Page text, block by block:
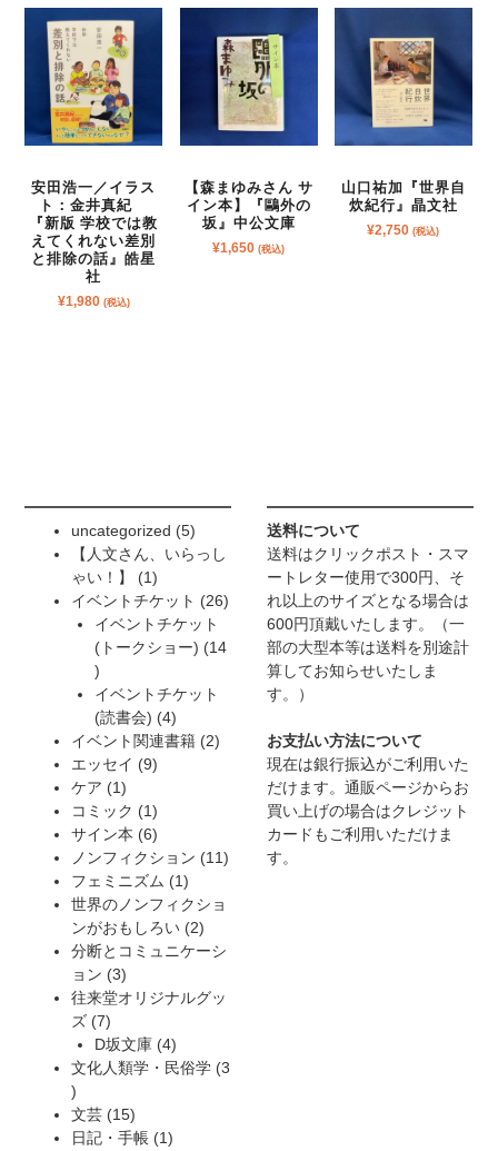
安田浩一／イラス
ト：金井真紀
『新版 学校では教
えてくれない差別
と排除の話』皓星
社
¥1,980 (税込)
【森まゆみさん サ
イン本】『鷗外の
坂』中公文庫
¥1,650 (税込)
山口祐加『世界自
炊紀行』晶文社
¥2,750 (税込)
uncategorized 55
個
商
品
【人文さん、いらっし
ゃい！】
11
個
の
商
イベントチケット 2626
の
イベントチケット
(トークショー)
14
14
個
の
商
品
イベントチケット
(読書会)
44
個
イベント関連書籍 22
エッセイ 99
の
商
品
ケア 11
個
の
商
品
コミック 11
個
の
商
品
サイン本 66
個
の
商
品
ノンフィクション 1111
の
品
フェミニズム 11
個
の
商
世界のノンフィクショ
ンがおもしろい 22
個
商
分断とコミュニケーシ
ョン
33
個
商
品
往来堂オリジナルグッ
ズ 77
個
の
品
D坂文庫 44
個
品
文化人類学・民俗学 3
3
個
の
文芸 1515
個
日記・手帳 11
送料について
送料はクリックポスト・スマ
ートレター使用で300円、そ
れ以上のサイズとなる場合は
600円頂戴いたします。（一
部の大型本等は送料を別途計
算してお知らせいたしま
す。）
お支払い方法について
現在は銀行振込がご利用いた
だけます。通販ページからお
買い上げの場合はクレジット
カードもご利用いただけま
す。